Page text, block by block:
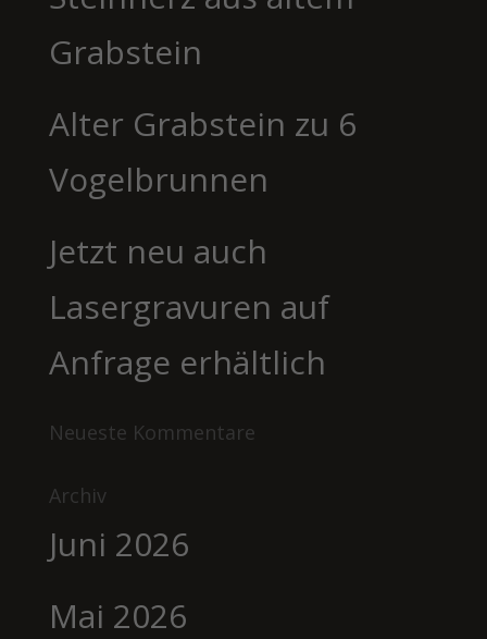
Grabstein
Alter Grabstein zu 6
Vogelbrunnen
Jetzt neu auch
Lasergravuren auf
Anfrage erhältlich
Neueste Kommentare
Archiv
Juni 2026
Mai 2026